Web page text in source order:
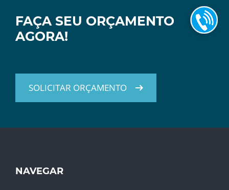
FAÇA SEU ORÇAMENTO
AGORA!
SOLICITAR ORÇAMENTO
NAVEGAR